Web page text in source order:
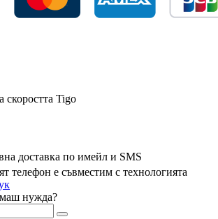
скоростта Tigo
доставка по имейл и SMS
телефон е съвместим с технологията
нужда?